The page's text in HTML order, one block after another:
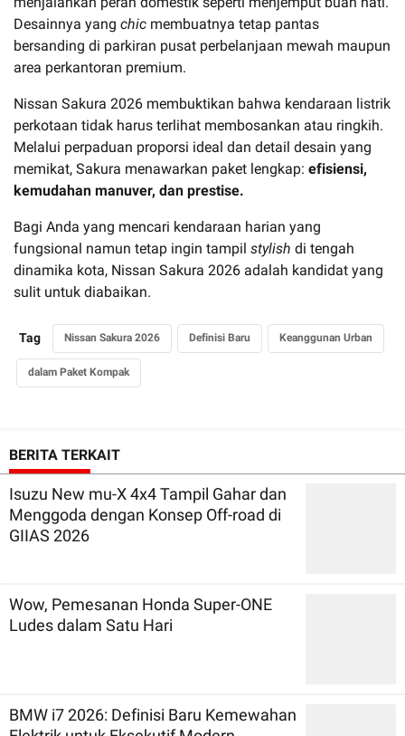
Desainnya yang chic membuatnya tetap pantas
bersanding di parkiran pusat perbelanjaan mewah maupun
area perkantoran premium.
Nissan Sakura 2026 membuktikan bahwa kendaraan listrik
perkotaan tidak harus terlihat membosankan atau ringkih.
Melalui perpaduan proporsi ideal dan detail desain yang
memikat, Sakura menawarkan paket lengkap: efisiensi,
kemudahan manuver, dan prestise.
Bagi Anda yang mencari kendaraan harian yang
fungsional namun tetap ingin tampil stylish di tengah
dinamika kota, Nissan Sakura 2026 adalah kandidat yang
sulit untuk diabaikan.
Tag Nissan Sakura 2026 Definisi Baru Keanggunan Urban
dalam Paket Kompak
BERITA TERKAIT
Isuzu New mu-X 4x4 Tampil Gahar dan
Menggoda dengan Konsep Off-road di
GIIAS 2026
Wow, Pemesanan Honda Super-ONE
Ludes dalam Satu Hari
BMW i7 2026: Definisi Baru Kemewahan